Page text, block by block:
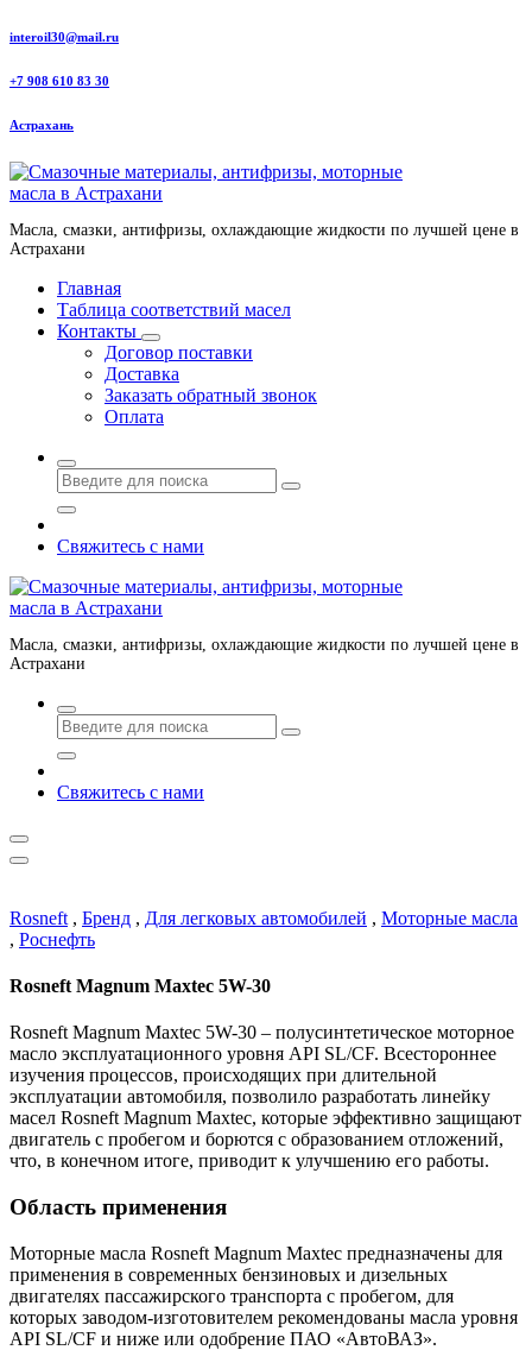
Перейти
содержанию
interoil30@mail.ru
+7 908 610 83 30
Астрахань
Масла, смазки, антифризы, охлаждающие жидкости по лучшей цене в
Астрахани
Главная
Таблица соответствий масел
Контакты
Договор поставки
Доставка
Заказать обратный звонок
Оплата
Свяжитесь с нами
Масла, смазки, антифризы, охлаждающие жидкости по лучшей цене в
Астрахани
Свяжитесь с нами
Rosneft , Бренд , Для легковых автомобилей , Моторные масла
, Роснефть
Rosneft Magnum Maxtec 5W-30
Rosneft Magnum Maxtec 5W-30 – полусинтетическое моторное
масло эксплуатационного уровня API SL/CF. Всестороннее
изучения процессов, происходящих при длительной
эксплуатации автомобиля, позволило разработать линейку
масел Rosneft Magnum Maxtec, которые эффективно защищают
двигатель с пробегом и борются с образованием отложений,
что, в конечном итоге, приводит к улучшению его работы.
Область применения
Моторные масла Rosneft Magnum Maxtec предназначены для
применения в современных бензиновых и дизельных
двигателях пассажирского транспорта с пробегом, для
которых заводом-изготовителем рекомендованы масла уровня
API SL/CF и ниже или одобрение ПАО «АвтоВАЗ».